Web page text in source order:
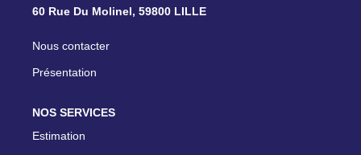
60 Rue Du Molinel, 59800 LILLE
Nous contacter
Présentation
NOS SERVICES
Estimation